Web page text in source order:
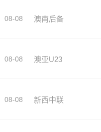
08-08 澳南后备
08-08 澳亚U23
08-08 新西中联